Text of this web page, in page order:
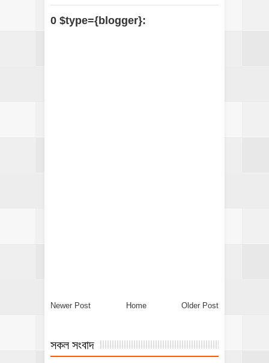
0 $type={blogger}:
Newer Post Older Post
Home
সকল সংবাদ